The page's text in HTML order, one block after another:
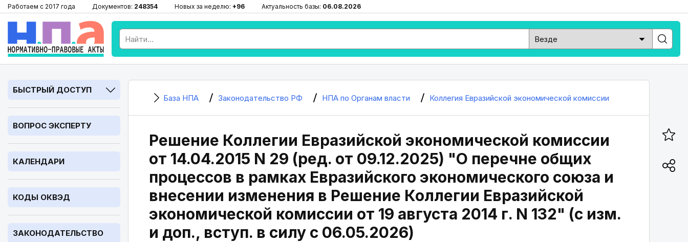
Работаем с 2017 года Документов: 248354 Новых за неделю: +96 Актуальность базы: 06.08.2026
БЫСТРЫЙ ДОСТУП
ВОПРОС ЭКСПЕРТУ
КАЛЕНДАРИ
КОДЫ ОКВЭД
ЗАКОНОДАТЕЛЬСТВО
База НПА Законодательство РФ НПА по Органам власти Коллегия Евразийской экономической комиссии
Решение Коллегии Евразийской экономической комиссии
от 14.04.2015 N 29 (ред. от 09.12.2025) "О перечне общих
процессов в рамках Евразийского экономического союза и
внесении изменения в Решение Коллегии Евразийской
экономической комиссии от 19 августа 2014 г. N 132" (с изм.
и доп., вступ. в силу с 06.05.2026)